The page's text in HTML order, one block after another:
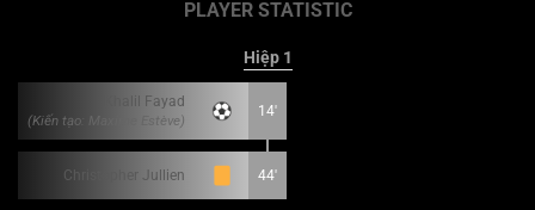
PLAYER STATISTIC
Hiệp 1
Khalil Fayad
(Kiến tạo: Maxime Estève)
14'
Christopher Jullien 44'